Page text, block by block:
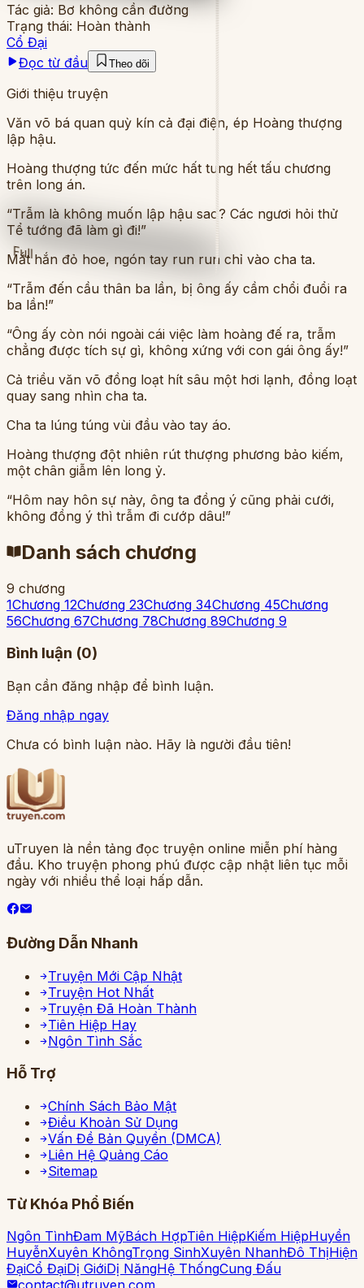
Full
Tác giả: Bơ không cần đường
Trạng thái: Hoàn thành
Cổ Đại
Đọc từ đầu
Theo dõi
Giới thiệu truyện
Văn võ bá quan quỳ kín cả đại điện, ép Hoàng thượng
lập hậu.
Hoàng thượng tức đến mức hất tung hết tấu chương
trên long án.
“Trẫm là không muốn lập hậu sao? Các ngươi hỏi thử
Tể tướng đã làm gì đi!”
Mắt hắn đỏ hoe, ngón tay run run chỉ vào cha ta.
“Trẫm đến cầu thân ba lần, bị ông ấy cầm chổi đuổi ra
ba lần!”
“Ông ấy còn nói ngoài cái việc làm hoàng đế ra, trẫm
chẳng được tích sự gì, không xứng với con gái ông ấy!”
Cả triều văn võ đồng loạt hít sâu một hơi lạnh, đồng loạt
quay sang nhìn cha ta.
Cha ta lúng túng vùi đầu vào tay áo.
Hoàng thượng đột nhiên rút thượng phương bảo kiếm,
một chân giẫm lên long ỷ.
“Hôm nay hôn sự này, ông ta đồng ý cũng phải cưới,
không đồng ý thì trẫm đi cướp dâu!”
Danh sách chương
9 chương
1Chương 12Chương 23Chương 34Chương 45Chương
56Chương 67Chương 78Chương 89Chương 9
Bình luận (0)
Bạn cần đăng nhập để bình luận.
Đăng nhập ngay
Chưa có bình luận nào. Hãy là người đầu tiên!
uTruyen là nền tảng đọc truyện online miễn phí hàng
đầu. Kho truyện phong phú được cập nhật liên tục mỗi
ngày với nhiều thể loại hấp dẫn.
Đường Dẫn Nhanh
Truyện Mới Cập Nhật
Truyện Hot Nhất
Truyện Đã Hoàn Thành
Tiên Hiệp Hay
Ngôn Tình Sắc
Hỗ Trợ
Chính Sách Bảo Mật
Điều Khoản Sử Dụng
Vấn Đề Bản Quyền (DMCA)
Liên Hệ Quảng Cáo
Sitemap
Từ Khóa Phổ Biến
Ngôn TìnhĐam MỹBách HợpTiên HiệpKiếm HiệpHuyền
HuyễnXuyên KhôngTrọng SinhXuyên NhanhĐô ThịHiện
ĐạiCổ ĐạiDị GiớiDị NăngHệ ThốngCung Đấu